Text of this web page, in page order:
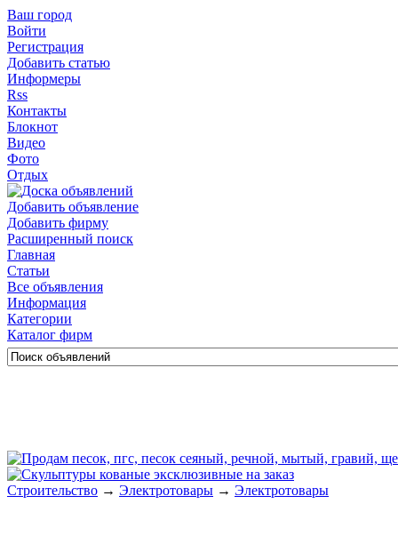
Ваш город
Войти
Регистрация
Добавить статью
Информеры
Rss
Контакты
Блокнот
Видео
Фото
Отдых
Добавить объявление
Добавить фирму
Расширенный поиск
Главная
Статьи
Все объявления
Информация
Категории
Каталог фирм
Строительство → Электротовары → Электротовары